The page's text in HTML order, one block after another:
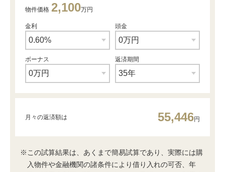
物件価格 2,100万円
金利 頭金
ボーナス 返済期間
月々の返済額は 55,446円
※この試算結果は、あくまで簡易試算であり、実際には購
入物件や金融機関の諸条件により借り入れの可否、年